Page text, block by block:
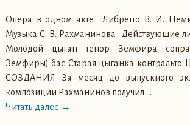
Опера в одном акте Либретто В. И.
Музыка С. В. Рахманинова Действующие
Молодой цыган тенор Земфира
Земфиры) бас Старая цыганка
СОЗДАНИЯ За месяц до выпускного
композиции Рахманинов получил …
Читать далее →